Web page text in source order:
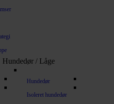
Hundedør / Låge
Hundedør
Isoleret hundedør